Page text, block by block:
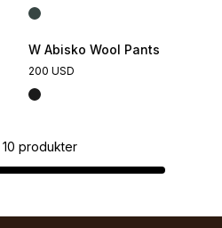
W Abisko Wool Pants
200 USD
10 produkter